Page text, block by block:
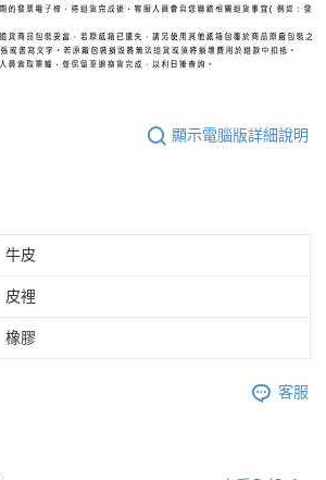
顯示電腦版詳細說明
牛皮
皮裡
橡膠
客服